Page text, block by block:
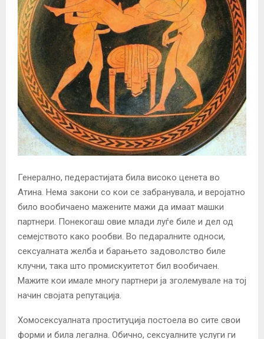
Генерално, педерастијата била високо ценета во
Атина. Нема закони со кои се забранувала, и веројатно
било вообичаено мажените мажи да имаат машки
партнери. Понекогаш овие млади луѓе биле и дел од
семејството како рообви. Во педаралните односи,
сексуалната желба и барањето задоволство биле
клучни, така што промискуитетот бил вообичаен.
Мажите кои имале многу партнери ја зголемувале на тој
начин својата репутација.
Хомосексуалната проституција постоела во сите свои
форми и била легална. Обично, сексуалните услуги ги